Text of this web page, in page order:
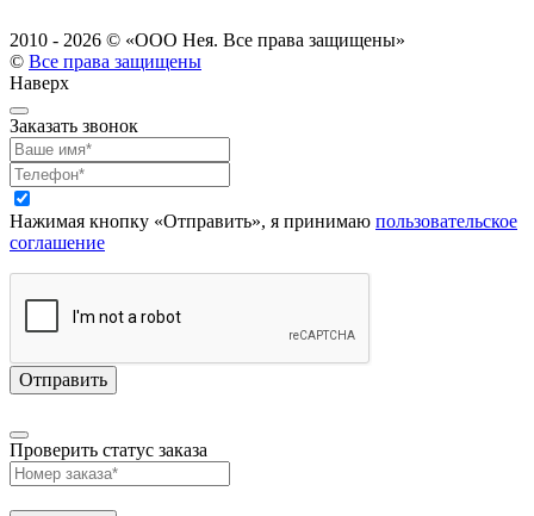
2010 - 2026 © «ООО Нея. Все права защищены»
© Все права защищены
Наверх
Заказать звонок
Нажимая кнопку «Отправить», я принимаю пользовательское
соглашение
Проверить статус заказа